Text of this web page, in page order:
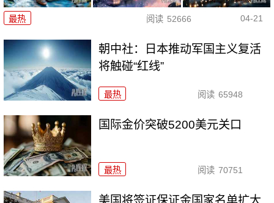
最热 阅读 52666 04-21
朝中社：日本推动军国主义复活
将触碰“红线”
最热 阅读 65948
国际金价突破5200美元关口
最热 阅读 70751
美国将签证保证金国家名单扩大